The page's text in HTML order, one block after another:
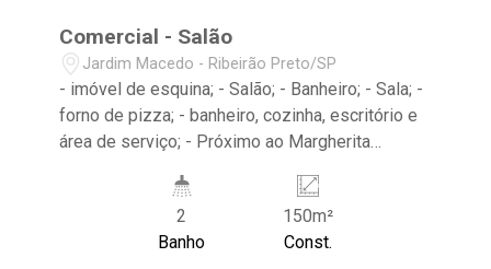
Comercial - Salão
Jardim Macedo - Ribeirão Preto/SP
- imóvel de esquina; - Salão; - Banheiro; - Sala; -
forno de pizza; - banheiro, cozinha, escritório e
área de serviço; - Próximo ao Margherita
Francisco Junqueira sentido centro.
2
Banho
150m²
Const.